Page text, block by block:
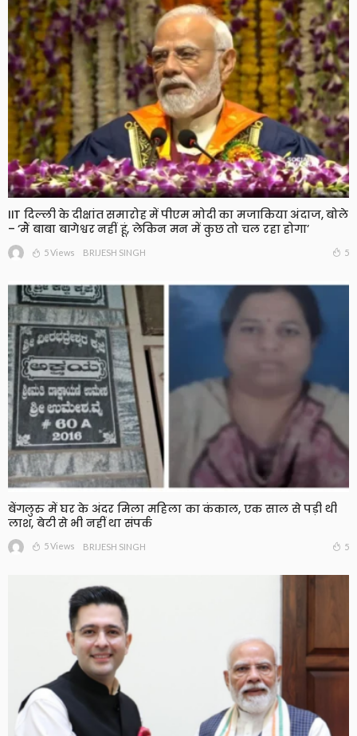
IIT दिल्ली के दीक्षांत समारोह में पीएम मोदी का मजाकिया अंदाज, बोले
– ‘मैं बाबा बागेश्वर नहीं हूं, लेकिन मन में कुछ तो चल रहा होगा’
5 Views BRIJESH SINGH 5
बेंगलुरु में घर के अंदर मिला महिला का कंकाल, एक साल से पड़ी थी
लाश, बेटी से भी नहीं था संपर्क
5 Views BRIJESH SINGH 5